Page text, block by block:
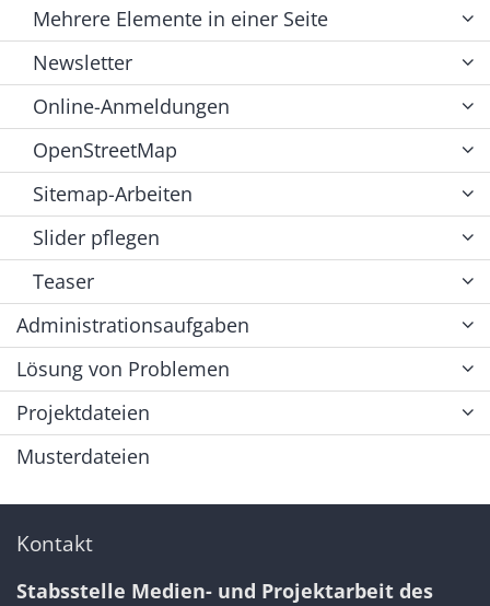
Mehrere Elemente in einer Seite
Newsletter
Online-Anmeldungen
OpenStreetMap
Sitemap-Arbeiten
Slider pflegen
Teaser
Administrationsaufgaben
Lösung von Problemen
Projektdateien
Musterdateien
Kontakt
Stabsstelle Medien- und Projektarbeit des